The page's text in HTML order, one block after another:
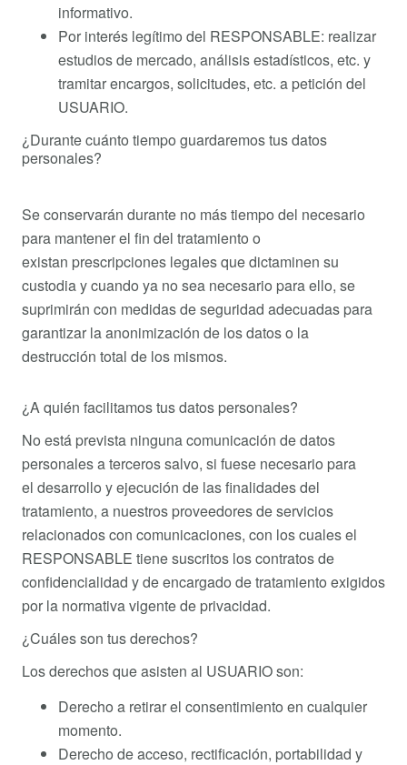
informativo.
Por interés legítimo del RESPONSABLE: realizar
estudios de mercado, análisis estadísticos, etc. y
tramitar encargos, solicitudes, etc. a petición del
USUARIO.
¿Durante cuánto tiempo guardaremos tus datos
personales?
Se conservarán durante no más tiempo del necesario
para mantener el fin del tratamiento o
existan prescripciones legales que dictaminen su
custodia y cuando ya no sea necesario para ello, se
suprimirán con medidas de seguridad adecuadas para
garantizar la anonimización de los datos o la
destrucción total de los mismos.
¿A quién facilitamos tus datos personales?
No está prevista ninguna comunicación de datos
personales a terceros salvo, si fuese necesario para
el desarrollo y ejecución de las finalidades del
tratamiento, a nuestros proveedores de servicios
relacionados con comunicaciones, con los cuales el
RESPONSABLE tiene suscritos los contratos de
confidencialidad y de encargado de tratamiento exigidos
por la normativa vigente de privacidad.
¿Cuáles son tus derechos?
Los derechos que asisten al USUARIO son:
Derecho a retirar el consentimiento en cualquier
momento.
Derecho de acceso, rectificación, portabilidad y